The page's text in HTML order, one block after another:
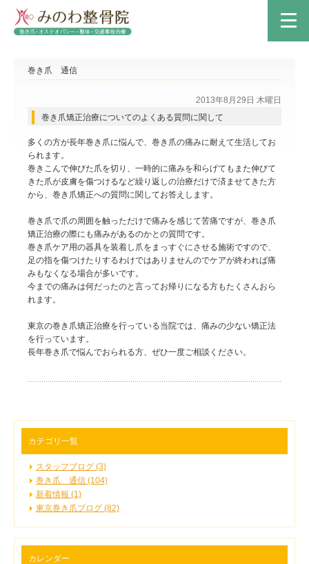
巻き爪 通信
2013年8月29日 木曜日
巻き爪矯正治療についてのよくある質問に関して
多くの方が長年巻き爪に悩んで、巻き爪の痛みに耐えて生活してお
られます。
巻きこんで伸びた爪を切り、一時的に痛みを和らげてもまた伸びて
きた爪が皮膚を傷つけるなど繰り返しの治療だけで済ませてきた方
から、巻き爪矯正への質問に関してお答えします。
巻き爪で爪の周囲を触っただけで痛みを感じて苦痛ですが、巻き爪
矯正治療の際にも痛みがあるのかとの質問です。
巻き爪ケア用の器具を装着し爪をまっすぐにさせる施術ですので、
足の指を傷つけたりするわけではありませんのでケアが終われば痛
みもなくなる場合が多いです。
今までの痛みは何だったのと言ってお帰りになる方もたくさんおら
れます。
東京の巻き爪矯正治療を行っている当院では、痛みの少ない矯正法
を行っています。
長年巻き爪で悩んでおられる方、ぜひ一度ご相談ください。
カテゴリ一覧
スタッフブログ (3)
巻き爪 通信 (104)
新着情報 (1)
東京巻き爪ブログ (82)
カレンダー